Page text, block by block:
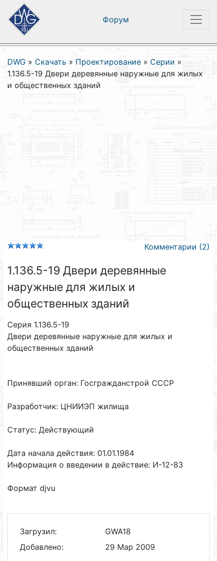
Форум
DWG » Скачать » Проектирование » Серии »
1.136.5-19 Двери деревянные наружные для жилых
и общественных зданий
Комментарии (2)
1.136.5-19 Двери деревянные
наружные для жилых и
общественных зданий
Серия 1.136.5-19
Двери деревянные наружные для жилых и
общественных зданий
Принявший орган: Госгражданстрой СССР
Разработчик: ЦНИИЭП жилища
Статус: Действующий
Дата начала действия: 01.01.1984
Информация о введении в действие: И-12-83
Формат djvu
Загрузил:
GWA18
Добавлено:
29 Мар 2009